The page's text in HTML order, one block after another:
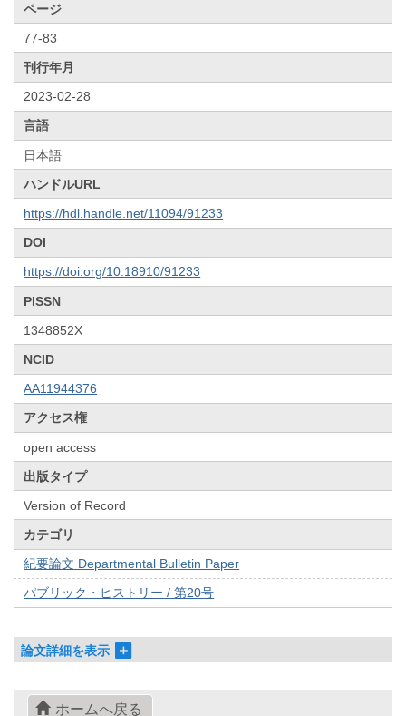
ページ
77-83
刊行年月
2023-02-28
言語
日本語
ハンドルURL
https://hdl.handle.net/11094/91233
DOI
https://doi.org/10.18910/91233
PISSN
1348852X
NCID
AA11944376
アクセス権
open access
出版タイプ
Version of Record
カテゴリ
紀要論文 Departmental Bulletin Paper
パブリック・ヒストリー / 第20号
論文詳細を表示
ホームへ戻る